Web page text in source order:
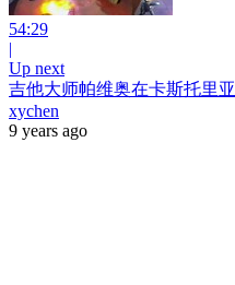
54:29
|
Up next
吉他大师帕维奥在卡斯托里亚
xychen
9 years ago